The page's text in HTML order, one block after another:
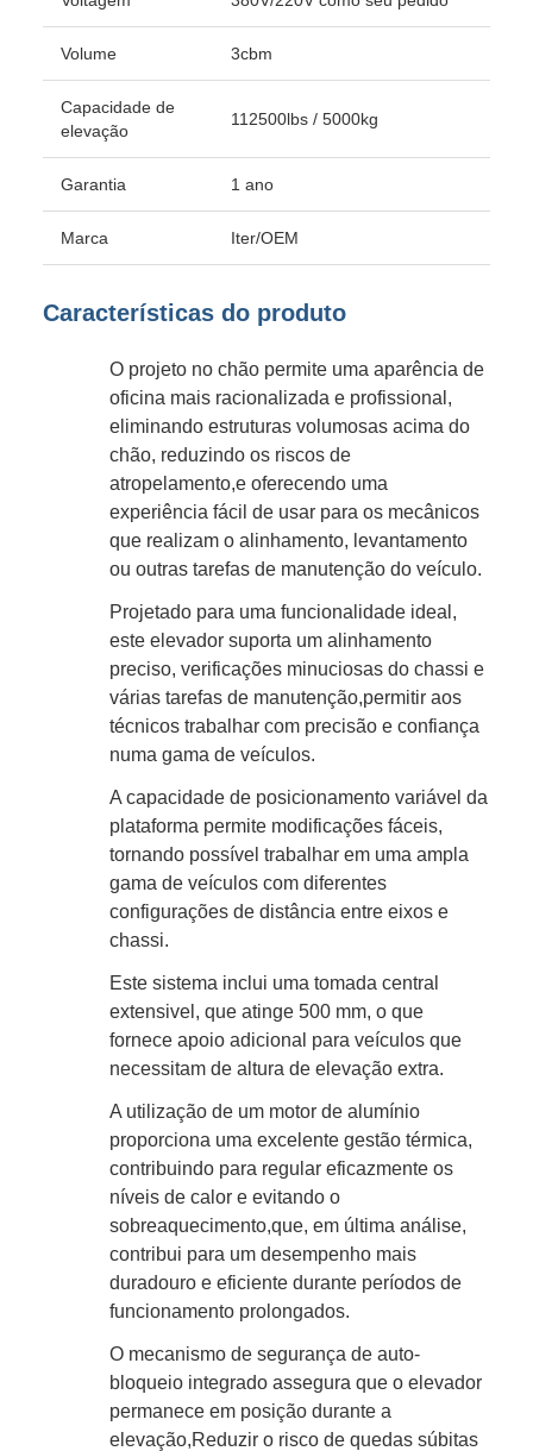
Volume 3cbm
Capacidade de
elevação
112500lbs / 5000kg
Garantia 1 ano
Marca Iter/OEM
Características do produto
O projeto no chão permite uma aparência de
oficina mais racionalizada e profissional,
eliminando estruturas volumosas acima do
chão, reduzindo os riscos de
atropelamento,e oferecendo uma
experiência fácil de usar para os mecânicos
que realizam o alinhamento, levantamento
ou outras tarefas de manutenção do veículo.
Projetado para uma funcionalidade ideal,
este elevador suporta um alinhamento
preciso, verificações minuciosas do chassi e
várias tarefas de manutenção,permitir aos
técnicos trabalhar com precisão e confiança
numa gama de veículos.
A capacidade de posicionamento variável da
plataforma permite modificações fáceis,
tornando possível trabalhar em uma ampla
gama de veículos com diferentes
configurações de distância entre eixos e
chassi.
Este sistema inclui uma tomada central
extensivel, que atinge 500 mm, o que
fornece apoio adicional para veículos que
necessitam de altura de elevação extra.
A utilização de um motor de alumínio
proporciona uma excelente gestão térmica,
contribuindo para regular eficazmente os
níveis de calor e evitando o
sobreaquecimento,que, em última análise,
contribui para um desempenho mais
duradouro e eficiente durante períodos de
funcionamento prolongados.
O mecanismo de segurança de auto-
bloqueio integrado assegura que o elevador
permanece em posição durante a
elevação,Reduzir o risco de quedas súbitas